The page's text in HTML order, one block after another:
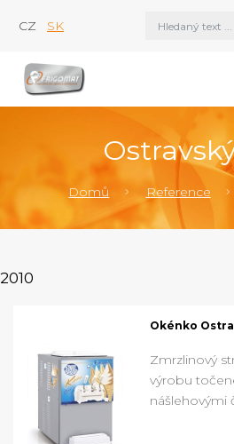
CZ SK
Domů Reference
2010
Okénko
Zmrzlinový
výrobu
nášlehovými